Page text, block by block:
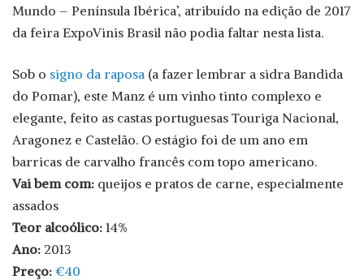
Mundo – Península Ibérica’, atribuído na edição de 2017
da feira ExpoVinis Brasil não podia faltar nesta lista.
Sob o signo da raposa (a fazer lembrar a sidra Bandida
do Pomar), este Manz é um vinho tinto complexo e
elegante, feito as castas portuguesas Touriga Nacional,
Aragonez e Castelão. O estágio foi de um ano em
barricas de carvalho francês com topo americano.
Vai bem com: queijos e pratos de carne, especialmente
assados
Teor alcoólico: 14%
Ano: 2013
Preço: €40